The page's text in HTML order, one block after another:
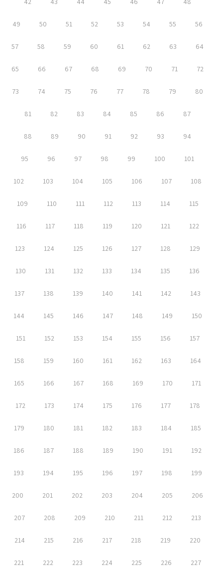
49 50 51 52 53 54 55 56
57 58 59 60 61 62 63 64
65 66 67 68 69 70 71 72
73 74 75 76 77 78 79 80
81 82 83 84 85 86 87
88 89 90 91 92 93 94
95 96 97 98 99 100 101
102 103 104 105 106 107 108
109 110 111 112 113 114 115
116 117 118 119 120 121 122
123 124 125 126 127 128 129
130 131 132 133 134 135 136
137 138 139 140 141 142 143
144 145 146 147 148 149 150
151 152 153 154 155 156 157
158 159 160 161 162 163 164
165 166 167 168 169 170 171
172 173 174 175 176 177 178
179 180 181 182 183 184 185
186 187 188 189 190 191 192
193 194 195 196 197 198 199
200 201 202 203 204 205 206
207 208 209 210 211 212 213
214 215 216 217 218 219 220
221 222 223 224 225 226 227